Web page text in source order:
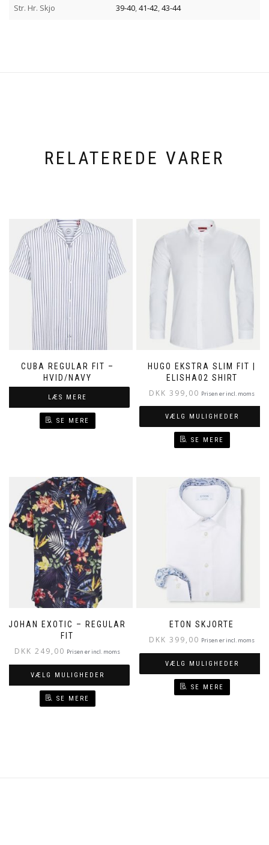
Str. Hr. Skjo 39-40 41-42 43-44
RELATEREDE VARER
CUBA REGULAR FIT –
HVID/NAVY
LÆS MERE
SE MERE
HUGO EKSTRA SLIM FIT |
ELISHA02 SHIRT
DKK 399,00 Prisen er incl. moms
VÆLG MULIGHEDER
SE MERE
JOHAN EXOTIC – REGULAR
FIT
DKK 249,00 Prisen er incl. moms
VÆLG MULIGHEDER
SE MERE
ETON SKJORTE
DKK 399,00 Prisen er incl. moms
VÆLG MULIGHEDER
SE MERE